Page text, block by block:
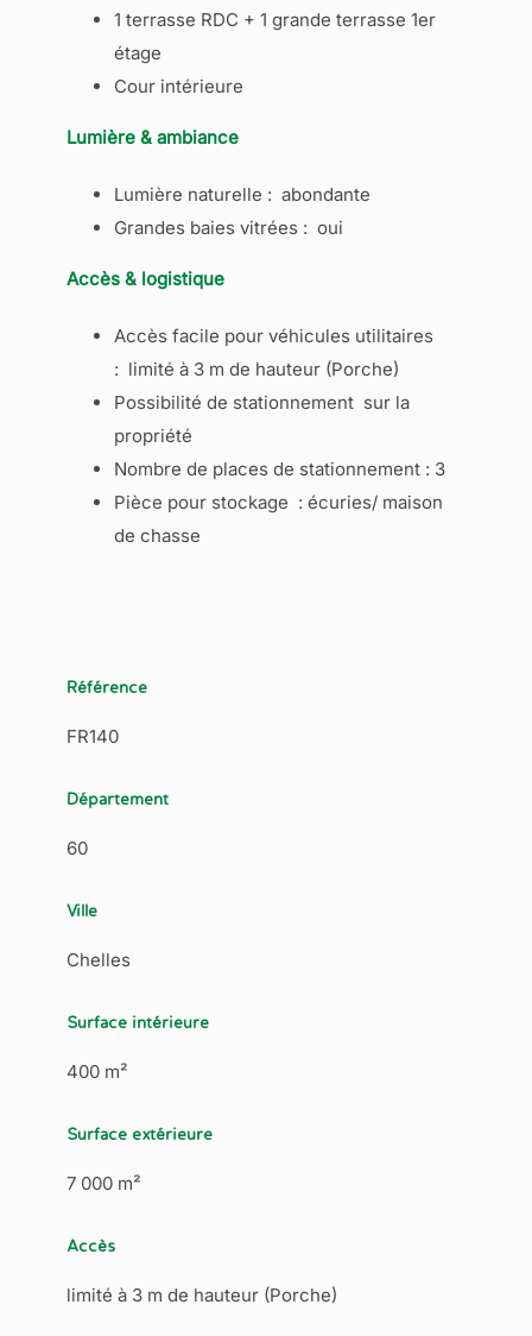
1 terrasse RDC + 1 grande terrasse 1er
étage
Cour intérieure
Lumière & ambiance
Lumière naturelle : abondante
Grandes baies vitrées : oui
Accès & logistique
Accès facile pour véhicules utilitaires
: limité à 3 m de hauteur (Porche)
Possibilité de stationnement sur la
propriété
Nombre de places de stationnement : 3
Pièce pour stockage : écuries/ maison
de chasse
Référence
FR140
Département
60
Ville
Chelles
Surface intérieure
400 m²
Surface extérieure
7 000 m²
Accès
limité à 3 m de hauteur (Porche)